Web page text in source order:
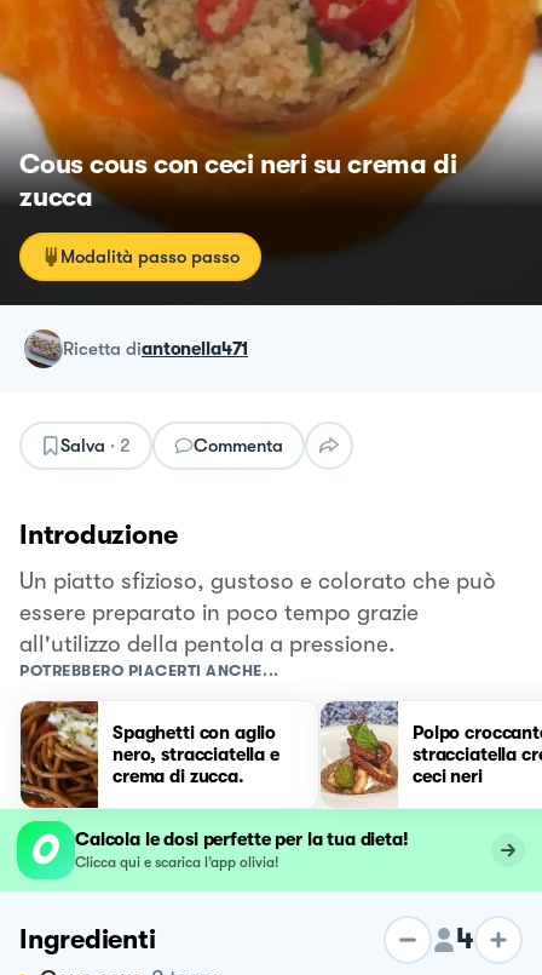
Cous cous con ceci neri su crema di
zucca
Modalità passo passo
ricetta diantonella471
Salva · 2 Commenta
Introduzione
Un piatto sfizioso, gustoso e colorato che può
essere preparato in poco tempo grazie
all'utilizzo della pentola a pressione.
POTREBBERO PIACERTI ANCHE...
Spaghetti con aglio
nero, stracciatella e
crema di zucca.
Polpo
stracciatella
ceci neri
Calcola le dosi perfette per la tua dieta!
Clicca qui e scarica l’app olivia!
Ingredienti 4